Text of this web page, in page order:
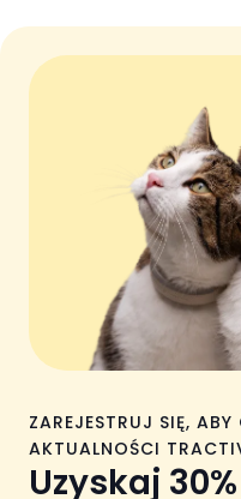
ZAREJESTRUJ SIĘ,
AKTUALNOŚCI
Uzyskaj